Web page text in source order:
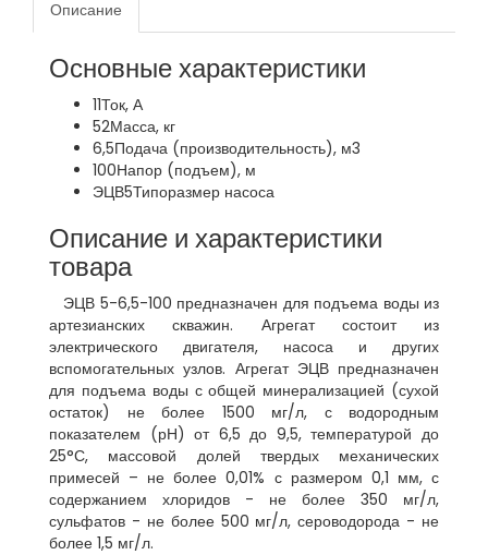
Описание
Основные характеристики
11Ток, А
52Масса, кг
6,5Подача (производительность), м3
100Напор (подъем), м
ЭЦВ5Типоразмер насоса
Описание и характеристики
товара
ЭЦВ 5-6,5-100 предназначен для подъема воды из
артезианских скважин. Агрегат состоит из
электрического двигателя, насоса и других
вспомогательных узлов. Агрегат ЭЦВ предназначен
для подъема воды с общей минерализацией (сухой
остаток) не более 1500 мг/л, с водородным
показателем (рН) от 6,5 до 9,5, температурой до
25°С, массовой долей твердых механических
примесей – не более 0,01% с размером 0,1 мм, с
содержанием хлоридов - не более 350 мг/л,
сульфатов - не более 500 мг/л, сероводорода - не
более 1,5 мг/л.